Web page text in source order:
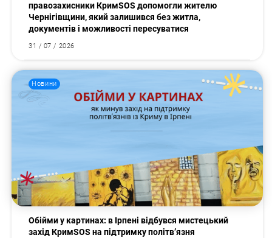
правозахисники КримSOS допомогли жителю
Чернігівщини, який залишився без житла,
документів і можливості пересуватися
31 / 07 / 2026
Новини
Обійми у картинах: в Ірпені відбувся мистецький
захід КримSOS на підтримку політв’язня